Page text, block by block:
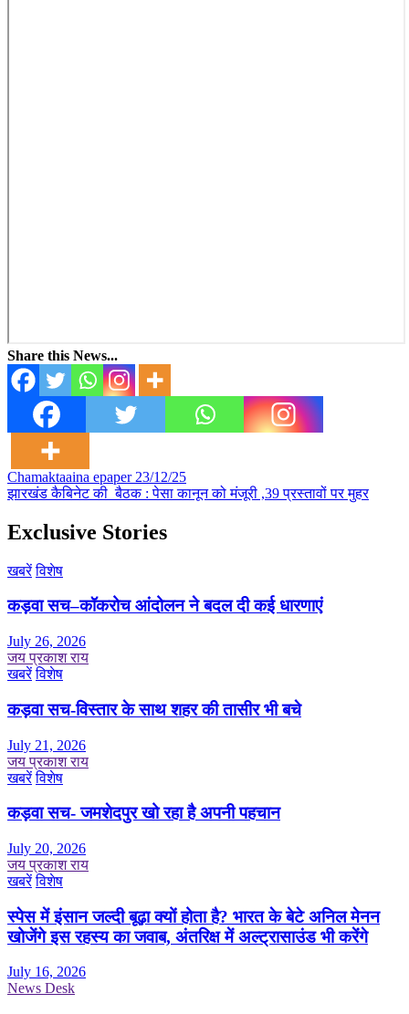
Share this News...
Post
navigation
Chamaktaaina epaper 23/12/25
झारखंड कैबिनेट की बैठक : पेसा कानून को मंजूरी ,39 प्रस्तावों पर मुहर
Exclusive Stories
खबरें विशेष
कड़वा सच–कॉकरोच आंदोलन ने बदल दी कई धारणाएं
July 26, 2026
जय प्रकाश राय
खबरें विशेष
कड़वा सच-विस्तार के साथ शहर की तासीर भी बचे
July 21, 2026
जय प्रकाश राय
खबरें विशेष
कड़वा सच- जमशेदपुर खो रहा है अपनी पहचान
July 20, 2026
जय प्रकाश राय
खबरें विशेष
स्पेस में इंसान जल्दी बूढ़ा क्यों होता है? भारत के बेटे अनिल मेनन
खोजेंगे इस रहस्य का जवाब, अंतरिक्ष में अल्ट्रासाउंड भी करेंगे
July 16, 2026
News Desk